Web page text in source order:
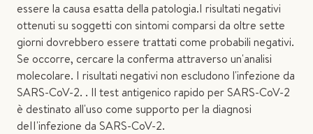
essere la causa esatta della patologia.I risultati negativi
ottenuti su soggetti con sintomi comparsi da oltre sette
giorni dovrebbero essere trattati come probabili negativi.
Se occorre, cercare la conferma attraverso un'analisi
molecolare. I risultati negativi non escludono l'infezione da
SARS-CoV-2. . Il test antigenico rapido per SARS-CoV-2
è destinato all'uso come supporto per la diagnosi
deII'infezione da SARS-CoV-2.